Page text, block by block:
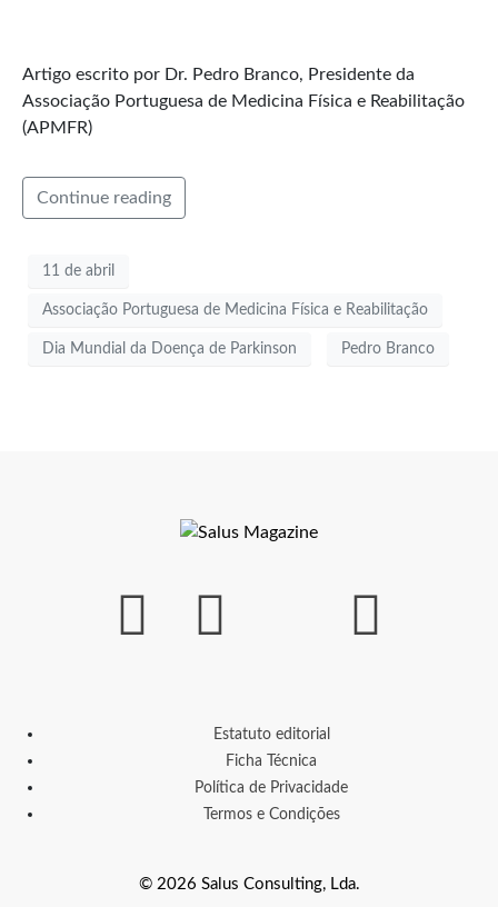
Artigo escrito por Dr. Pedro Branco, Presidente da
Associação Portuguesa de Medicina Física e Reabilitação
(APMFR)
Continue reading
11 de abril
Associação Portuguesa de Medicina Física e Reabilitação
Dia Mundial da Doença de Parkinson Pedro Branco
Estatuto editorial
Ficha Técnica
Política de Privacidade
Termos e Condições
© 2026 Salus Consulting, Lda.